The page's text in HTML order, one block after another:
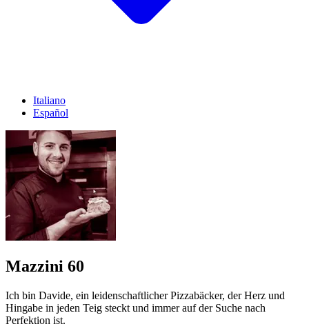
Italiano
Español
Mazzini 60
Ich bin Davide, ein leidenschaftlicher Pizzabäcker, der Herz und
Hingabe in jeden Teig steckt und immer auf der Suche nach
Perfektion ist.